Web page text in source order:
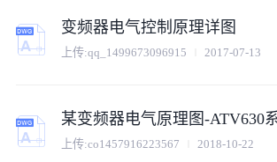
变频器电气控制原理详图
上传:qq_1499673096915 2017-07-13
某变频器电气原理图-ATV630
上传:co1457916223567 2018-10-22